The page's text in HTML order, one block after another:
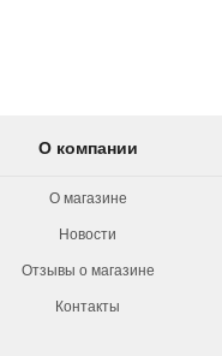
О компании
О магазине
Новости
Отзывы о магазине
Контакты